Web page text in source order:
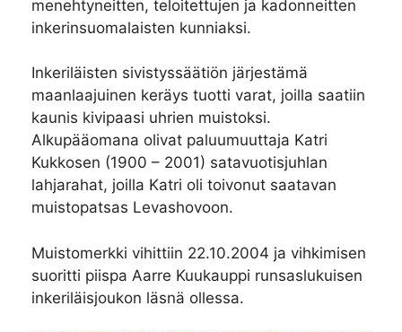
menehtyneitten, teloitettujen ja kadonneitten
inkerinsuomalaisten kunniaksi.
Inkeriläisten sivistyssäätiön järjestämä
maanlaajuinen keräys tuotti varat, joilla saatiin
kaunis kivipaasi uhrien muistoksi.
Alkupääomana olivat paluumuuttaja Katri
Kukkosen (1900 – 2001) satavuotisjuhlan
lahjarahat, joilla Katri oli toivonut saatavan
muistopatsas Levashovoon.
Muistomerkki vihittiin 22.10.2004 ja vihkimisen
suoritti piispa Aarre Kuukauppi runsaslukuisen
inkeriläisjoukon läsnä ollessa.